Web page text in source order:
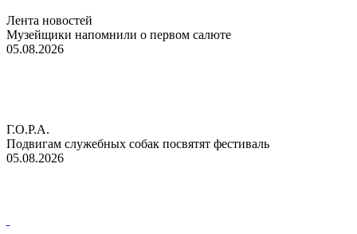
Лента новостей
Музейщики напомнили о первом салюте
05.08.2026
Г.О.Р.А.
Подвигам служебных собак посвятят фестиваль
05.08.2026